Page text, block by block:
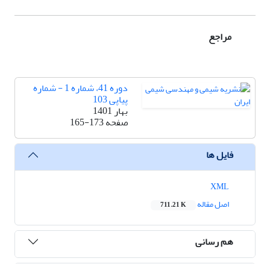
مراجع
دوره 41، شماره 1 - شماره
پیاپی 103
بهار 1401
صفحه165-173
فایل ها
اصل مقاله
711.21 K
هم رسانی